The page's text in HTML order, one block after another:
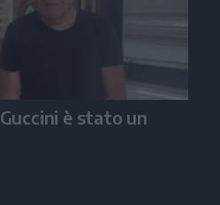
è stato un